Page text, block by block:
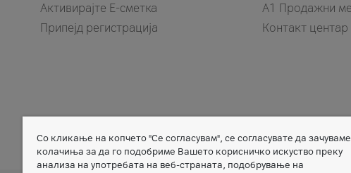
Активирајте Е-сметка
Припејд регистрација
A1 Продажни
Контакт центар
Member of
Со кликање на копчето "Се согласувам", се согласувате да зачуваме
колачиња за да го подобриме Вашето корисничко искуство преку
анализа на употребата на веб-страната, подобрување на